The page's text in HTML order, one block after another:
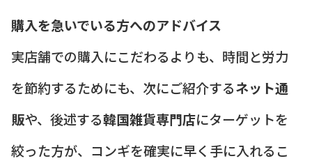
購入を急いでいる方へのアドバイス
実店舗での購入にこだわるよりも、時間と労力
を節約するためにも、次にご紹介するネット通
販や、後述する韓国雑貨専門店にターゲットを
絞った方が、コンギを確実に早く手に入れるこ